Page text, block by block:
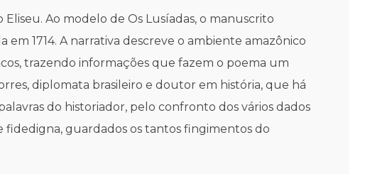
Ao modelo de Os Lusíadas, o manuscrito
1714. A narrativa descreve o ambiente amazônico
trazendo informações que fazem o poema um
diplomata brasileiro e doutor em história, que há
do historiador, pelo confronto dos vários dados
fidedigna, guardados os tantos fingimentos do